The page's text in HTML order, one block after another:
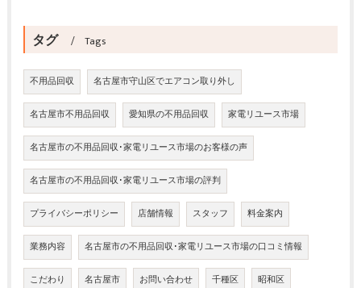
タグ Tags
不用品回収 名古屋市守山区でエアコン取り外し
名古屋市不用品回収 愛知県の不用品回収 家電リユース市場
名古屋市の不用品回収･家電リユース市場のお客様の声
名古屋市の不用品回収･家電リユース市場の評判
プライバシーポリシー 店舗情報 スタッフ 料金案内
業務内容 名古屋市の不用品回収･家電リユース市場の口コミ情報
こだわり 名古屋市 お問い合わせ 千種区 昭和区